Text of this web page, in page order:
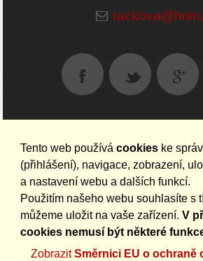
AKTUALITY NA
Tento web používá cookies ke
(přihlášení), navigace, zobrazení,
a nastavení webu a dalších funkcí.
Použitím našeho webu souhlasíte s
můžeme uložit na vaše zařízení. V
cookies nemusí být některé
ZobrazitSměrnici EU o ochraně